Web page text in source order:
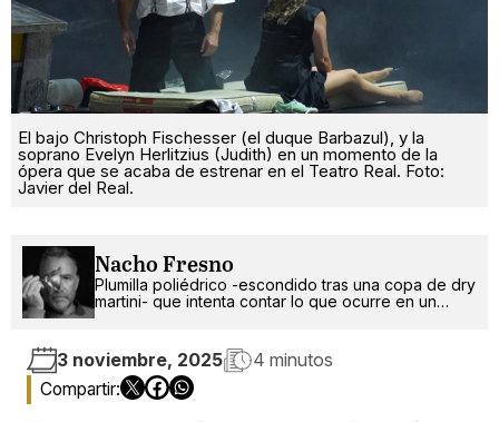
El bajo Christoph Fischesser (el duque Barbazul), y la
soprano Evelyn Herlitzius (Judith) en un momento de la
ópera que se acaba de estrenar en el Teatro Real. Foto:
Javier del Real.
Nacho Fresno
Plumilla poliédrico -escondido tras una copa de dry
martini- que intenta contar lo que ocurre en un
3 noviembre, 2025 4 minutos